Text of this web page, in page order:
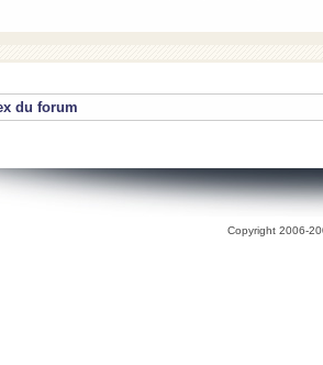
du forum
Copyright 2006-